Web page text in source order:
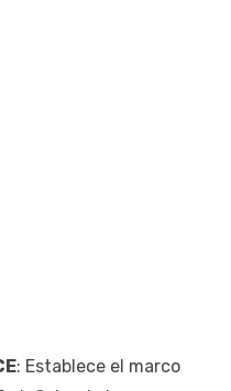
: Establece el marco